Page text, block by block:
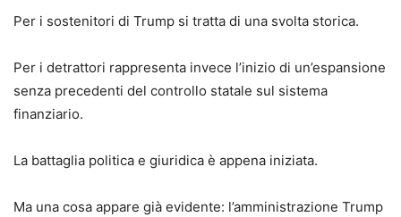
Per i sostenitori di Trump si tratta di una svolta storica.
Per i detrattori rappresenta invece l’inizio di un’espansione
senza precedenti del controllo statale sul sistema
finanziario.
La battaglia politica e giuridica è appena iniziata.
Ma una cosa appare già evidente: l’amministrazione Trump